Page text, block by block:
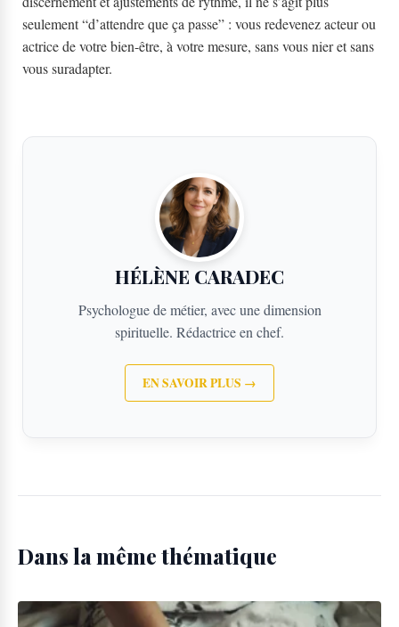
seulement “d’attendre que ça passe” : vous redevenez acteur ou
actrice de votre bien-être, à votre mesure, sans vous nier et sans
vous suradapter.
HÉLÈNE CARADEC
Psychologue de métier, avec une dimension
spirituelle. Rédactrice en chef.
EN SAVOIR PLUS →
Dans la même thématique